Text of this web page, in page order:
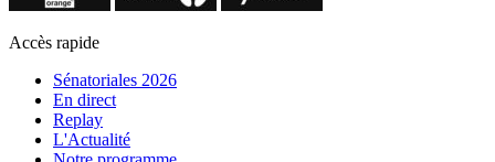
Accès rapide
Sénatoriales 2026
En direct
Replay
L'Actualité